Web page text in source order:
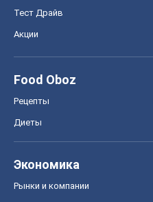
Тест Драйв
Акции
Food Oboz
Рецепты
Диеты
Экономика
Рынки и компании